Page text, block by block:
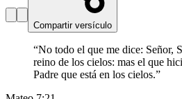
Compartir versículo
“No todo el que me dice: Señor,
reino de los cielos: mas el que
Padre que está en los cielos.”